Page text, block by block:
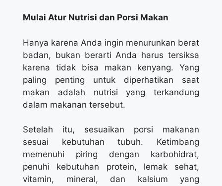
Mulai Atur Nutrisi dan Porsi Makan
Hanya karena Anda ingin menurunkan berat
badan, bukan berarti Anda harus tersiksa
karena tidak bisa makan kenyang. Yang
paling penting untuk diperhatikan saat
makan adalah nutrisi yang terkandung
dalam makanan tersebut.
Setelah itu, sesuaikan porsi makanan
sesuai kebutuhan tubuh. Ketimbang
memenuhi piring dengan karbohidrat,
penuhi kebutuhan protein, lemak sehat,
vitamin, mineral, dan kalsium yang